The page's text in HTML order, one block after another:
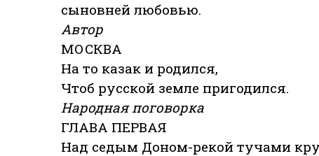
сыновней любовью.
Автор
МОСКВА
На то казак и родился,
Чтоб русской земле пригодился.
Народная поговорка
ГЛАВА ПЕРВАЯ
Над седым Доном-рекой тучами